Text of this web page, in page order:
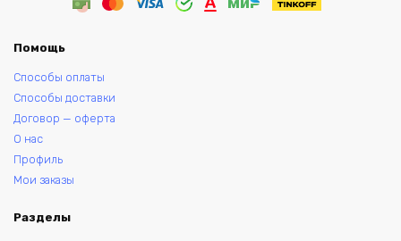
Помощь
Способы оплаты
Способы доставки
Договор — оферта
О нас
Профиль
Мои заказы
Разделы